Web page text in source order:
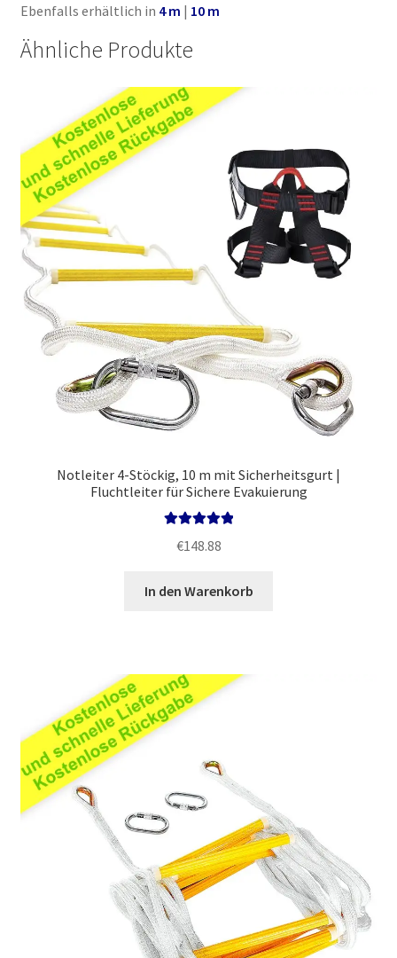
Ebenfalls erhältlich in 4 m | 10 m
Ähnliche Produkte
Notleiter 4-Stöckig, 10 m mit Sicherheitsgurt |
Fluchtleiter für Sichere Evakuierung
€148.88
In den Warenkorb